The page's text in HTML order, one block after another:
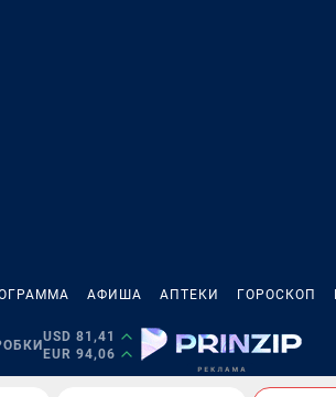
АФИША АПТЕКИ ГОРОСКОП
USD 81,41
EUR 94,06